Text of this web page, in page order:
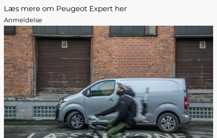
Læs mere om Peugeot Expert her
Anmeldelse